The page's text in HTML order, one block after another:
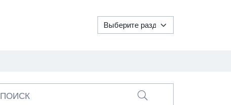
ПОИСК